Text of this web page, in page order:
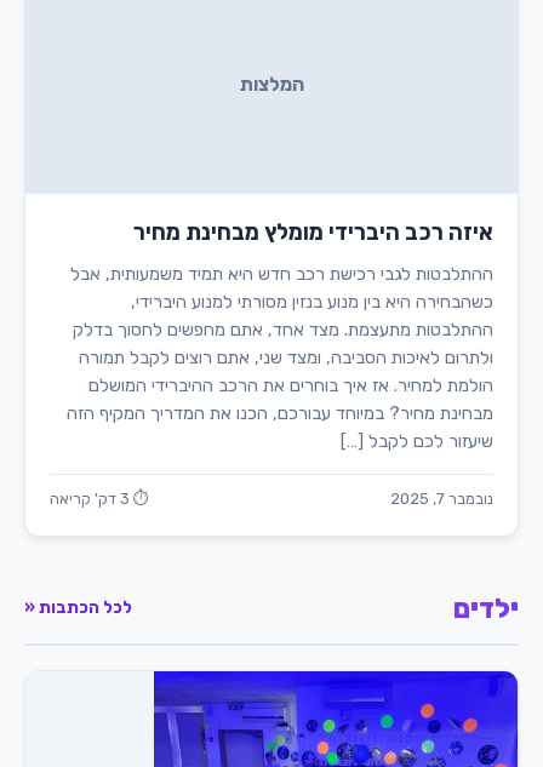
המלצות
איזה רכב היברידי מומלץ מבחינת מחיר
ההתלבטות לגבי רכישת רכב חדש היא תמיד משמעותית, אבל
כשהבחירה היא בין מנוע בנזין מסורתי למנוע היברידי,
ההתלבטות מתעצמת. מצד אחד, אתם מחפשים לחסוך בדלק
ולתרום לאיכות הסביבה, ומצד שני, אתם רוצים לקבל תמורה
הולמת למחיר. אז איך בוחרים את הרכב ההיברידי המושלם
מבחינת מחיר? במיוחד עבורכם, הכנו את המדריך המקיף הזה
שיעזור לכם לקבל […]
נובמבר 7, 2025 ⏱ 3 דק' קריאה
ילדים לכל הכתבות «